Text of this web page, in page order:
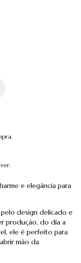
e elegância para
design delicado e
produção, do dia a
ele é perfeito para
mão da